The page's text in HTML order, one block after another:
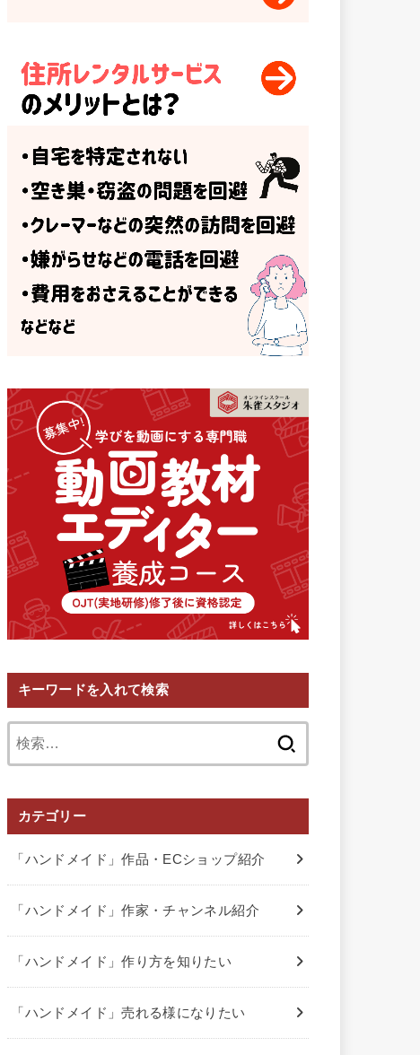
キーワードを入れて検索
カテゴリー
「ハンドメイド」作品・ECショップ紹介
「ハンドメイド」作家・チャンネル紹介
「ハンドメイド」作り方を知りたい
「ハンドメイド」売れる様になりたい